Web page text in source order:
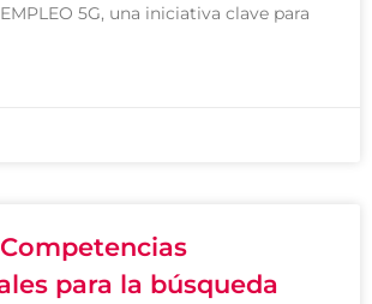
5G, una iniciativa clave para
para la búsqueda